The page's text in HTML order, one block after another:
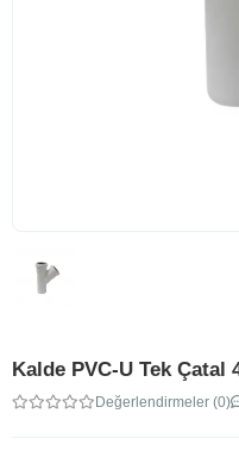
Kalde PVC-U Tek Çatal
Değerlendirmeler (0)